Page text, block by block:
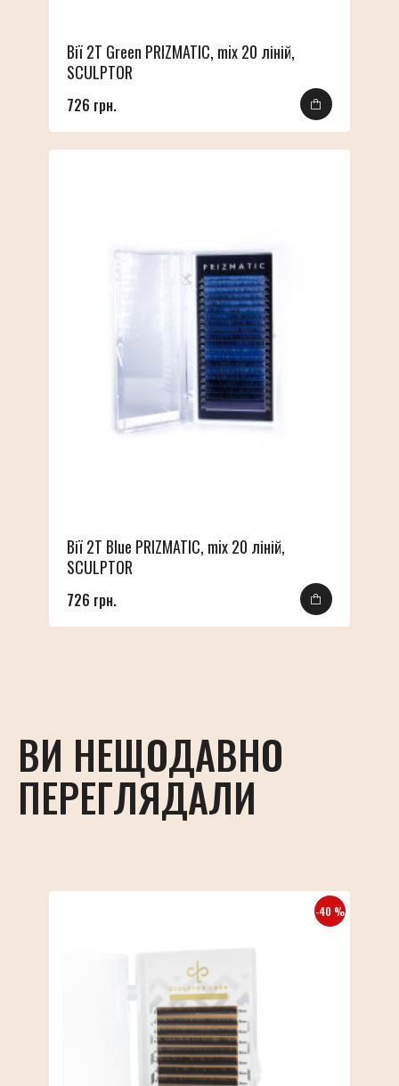
Вії 2T Green PRIZMATIC, mix 20 ліній,
SCULPTOR
726 грн.
Вії 2T Blue PRIZMATIC, mix 20 ліній,
SCULPTOR
726 грн.
-40 %
ВИ НЕЩОДАВНО
ПЕРЕГЛЯДАЛИ